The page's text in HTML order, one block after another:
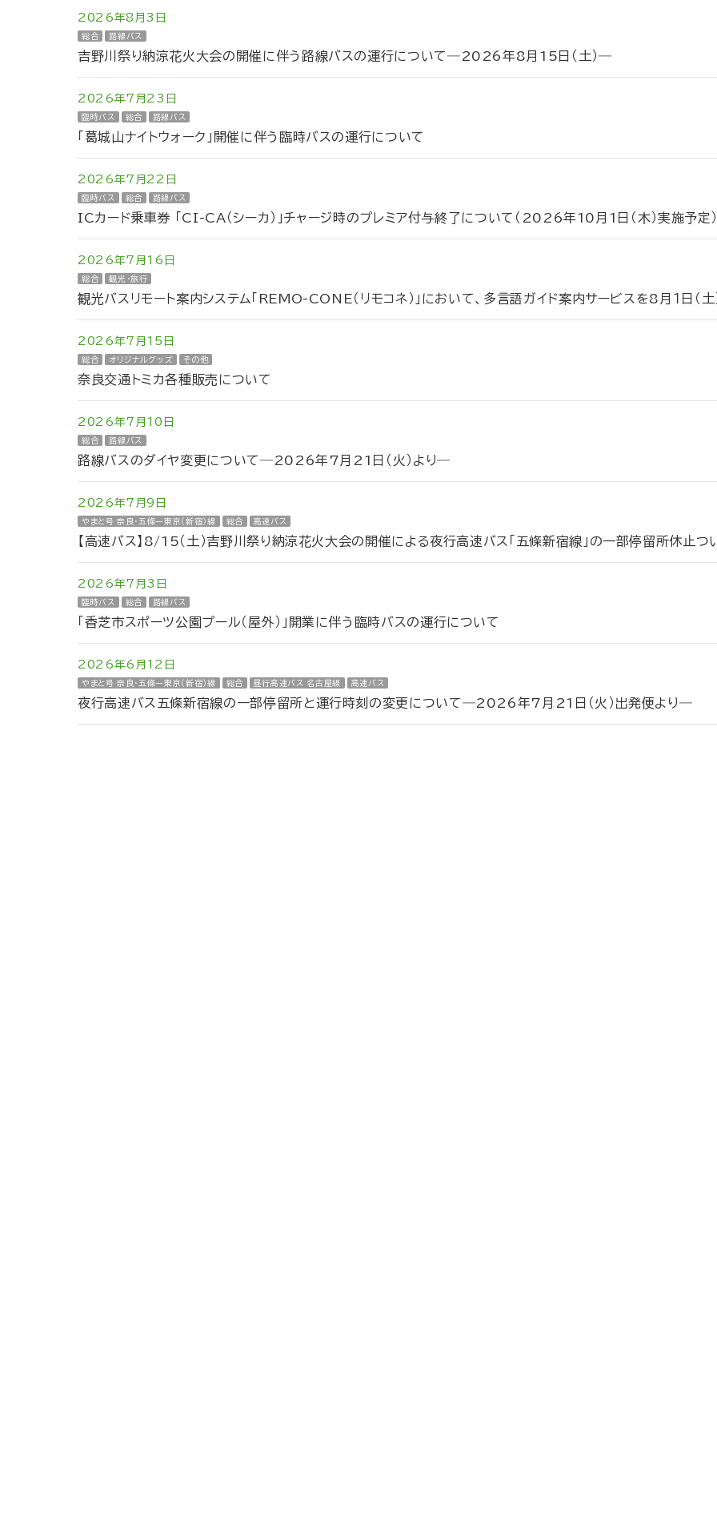
2026年8月3日
総合 路線バス
吉野川祭り納涼花火大会の開催に伴う路線バスの運行について―2026年8月15日（土）―
2026年7月23日
臨時バス 総合 路線バス
「葛城山ナイトウォーク」開催に伴う臨時バスの運行について
2026年7月22日
臨時バス 総合 路線バス
ICカード乗車券 「CI-CA（シーカ）」チャージ時のプレミア付与終了について（2026年10月1日（木）実施予定
2026年7月16日
総合 観光・旅行
観光バスリモート案内システム「REMO-CONE（リモコネ）」において、多言語ガイド案内サービスを8月１日（
2026年7月15日
総合 オリジナルグッズ その他
奈良交通トミカ各種販売について
2026年7月10日
総合 路線バス
路線バスのダイヤ変更について―2026年7月21日（火）より―
2026年7月9日
やまと号 奈良・五條ー東京（新宿）線 総合 高速バス
【高速バス】8/15（土）吉野川祭り納涼花火大会の開催による夜行高速バス「五條新宿線」の一部停留所休止つ
2026年7月3日
臨時バス 総合 路線バス
「香芝市スポーツ公園プール（屋外）」開業に伴う臨時バスの運行について
2026年6月12日
やまと号 奈良・五條ー東京（新宿）線 総合 昼行高速バス 名古屋線 高速バス
夜行高速バス五條新宿線の一部停留所と運行時刻の変更について―2026年7月21日（火）出発便より―